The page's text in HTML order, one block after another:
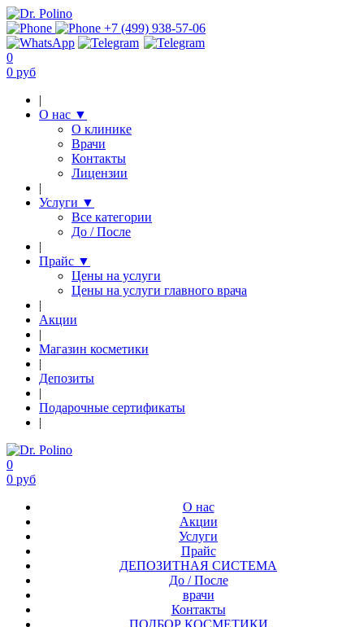
+7 (499) 938-57-06
0
0 руб
|
О нас ▼
О клинике
Врачи
Контакты
Лицензии
|
Услуги ▼
Все категории
До / После
|
Прайс ▼
Цены на услуги
Цены на услуги главного врача
|
Акции
|
Магазин косметики
|
Депозиты
|
Подарочные сертификаты
|
0
0 руб
О нас
Акции
Услуги
Прайс
ДЕПОЗИТНАЯ СИСТЕМА
До / После
врачи
Контакты
ПОДБОР КОСМЕТИКИ